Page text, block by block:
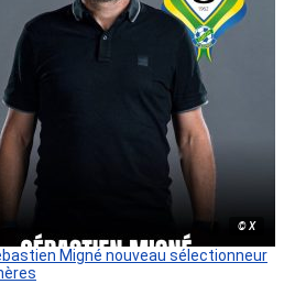
© X
Migné nouveau sélectionneur